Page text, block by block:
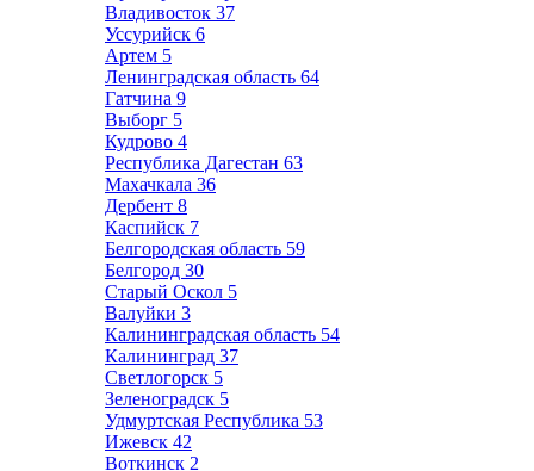
Владивосток 37
Уссурийск 6
Артем 5
Ленинградская область 64
Гатчина 9
Выборг 5
Кудрово 4
Республика Дагестан 63
Махачкала 36
Дербент 8
Каспийск 7
Белгородская область 59
Белгород 30
Старый Оскол 5
Валуйки 3
Калининградская область 54
Калининград 37
Светлогорск 5
Зеленоградск 5
Удмуртская Республика 53
Ижевск 42
Воткинск 2